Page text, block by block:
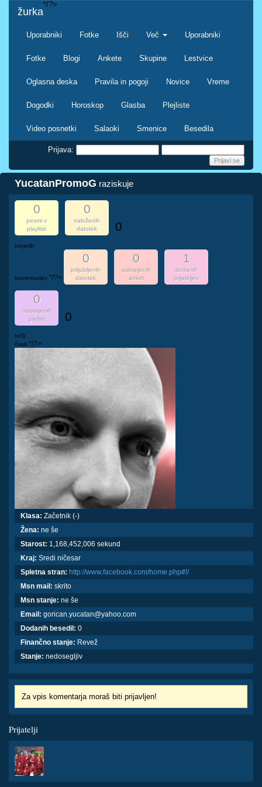
žurka
Uporabniki Fotke Išči Več Uporabniki
Fotke Blogi Ankete Skupine Lestvice
Oglasna deska Pravila in pogoji Novice Vreme
Dogodki Horoskop Glasba Plejliste
Video posnetki Salaoki Smenice Besedila
*/?>
Prijava:
YucatanPromoG raziskuje
0
pesmi v
playlisti
0
naloženih
datotek
0
prejetih
komentarjev */?>
0
priljubljenih
datotek
0
ustvarjenih
anket
1
dodanih
prijateljev
0
ustvarjenih
plejlist
0
točk
časti */?>
Klasa: Začetnik (-)
Žena: ne še
Starost: 1,168,452,006 sekund
Kraj: Sredi ničesar
Spletna stran: http://www.facebook.com/home.php#!/
Msn mail: skrito
Msn stanje: ne še
Email: gorican.yucatan@yahoo.com
Dodanih besedil: 0
Finančno stanje: Revež
Stanje: nedosegljiv
Za vpis komentarja moraš biti prijavljen!
Prijatelji